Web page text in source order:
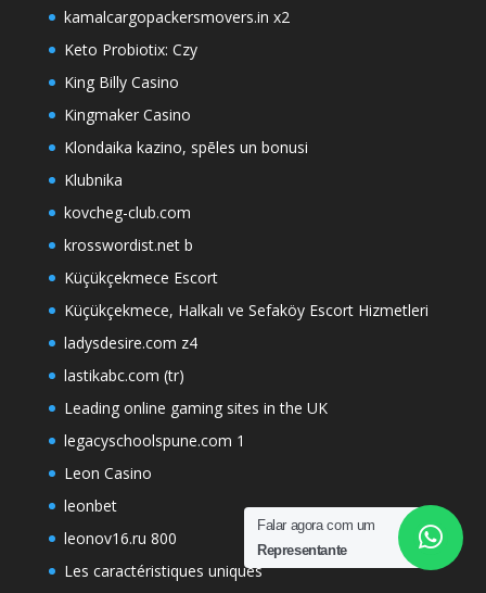
Falar agora com um
Representante
kamalcargopackersmovers.in x2
Keto Probiotix: Czy
King Billy Casino
Kingmaker Casino
Klondaika kazino, spēles un bonusi
Klubnika
kovcheg-club.com
krosswordist.net b
Küçükçekmece Escort
Küçükçekmece, Halkalı ve Sefaköy Escort Hizmetleri
ladysdesire.com z4
lastikabc.com (tr)
Leading online gaming sites in the UK
legacyschoolspune.com 1
Leon Casino
leonbet
leonov16.ru 800
Les caractéristiques uniques